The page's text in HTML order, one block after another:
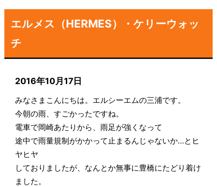
エルメス（HERMES）・ケリーウォッ
チ
2016年10月17日
みなさまこんにちは。エルシーエムの三浦です。
今朝の雨、すごかったですね。
電車で岡崎あたりから、雨足が強くなって
途中で雨量規制がかかって止まるんじゃないか…とヒ
ヤヒヤ
しておりましたが、なんとか無事に豊橋にたどり着け
ました。